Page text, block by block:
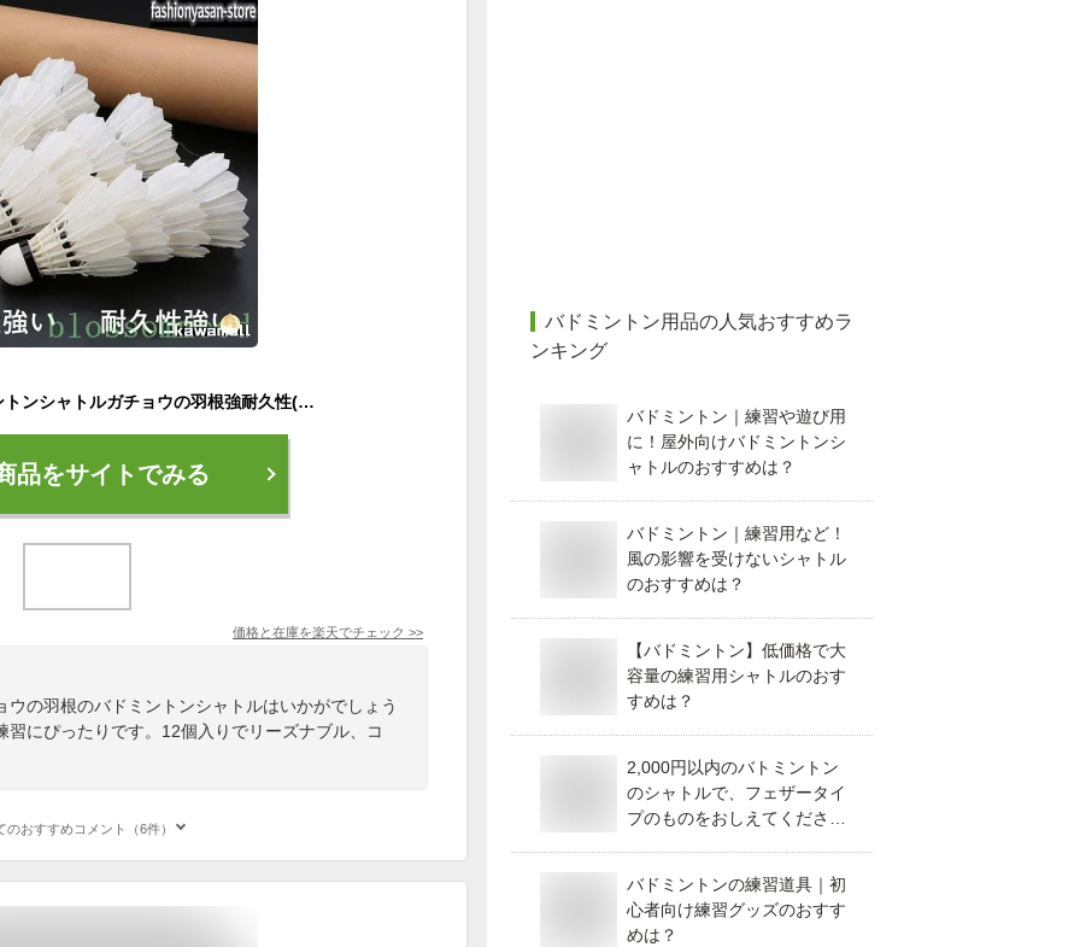
バドミントンバドミントンシャトルガチョウの羽根強耐久性(1ダース12球)練習用部活動耐久丈夫コルク
品をサイトでみる
価格と在庫を楽天でチェック >>
の羽根のバドミントンシャトルはいかがでしょう
にぴったりです。12個入りでリーズナブル、コ
のおすすめコメント（6件）
バドミントン用品の人気おすすめラ
ンキング
バドミントン｜練習や遊び用
に！屋外向けバドミントンシ
ャトルのおすすめは？
バドミントン｜練習用など！
風の影響を受けないシャトル
のおすすめは？
【バドミントン】低価格で大
容量の練習用シャトルのおす
すめは？
2,000円以内のバトミントン
のシャトルで、フェザータイ
プのものをおしえてくださ
バドミントンの練習道具｜初
心者向け練習グッズのおすす
めは？